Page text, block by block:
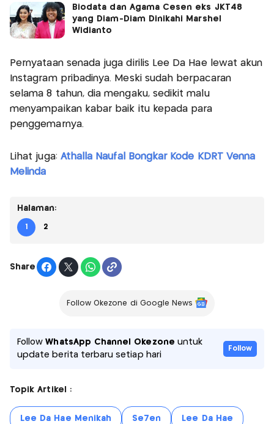
Biodata dan Agama Cesen eks JKT48
yang Diam-Diam Dinikahi Marshel
Widianto
Pernyataan senada juga dirilis Lee Da Hae lewat akun
Instagram pribadinya. Meski sudah berpacaran
selama 8 tahun, dia mengaku, sedikit malu
menyampaikan kabar baik itu kepada para
penggemarnya.
Lihat juga: Athalla Naufal Bongkar Kode KDRT Venna
Melinda
Halaman:
1 2
Share
Follow Okezone di Google News
FollowWhatsApp Channel Okezone untuk
update berita terbaru setiap hari
Follow
Topik Artikel :
Lee Da Hae Menikah Se7en Lee Da Hae